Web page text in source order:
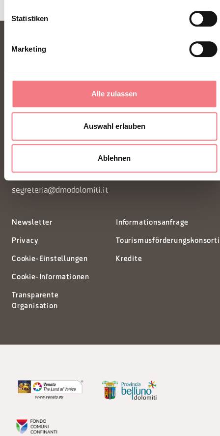
Statistiken
Marketing
Alle zulassen
Auswahl erlauben
Ablehnen
FONDAZIONE DMO DOLOMITI BELLUNESI
Piazza Santo Stefano 15/17
segreteria@dmodolomiti.it
Newsletter
Privacy
Cookie-Einstellungen
Cookie-Informationen
Transparente
Organisation
Informationsanfrage
Kredite